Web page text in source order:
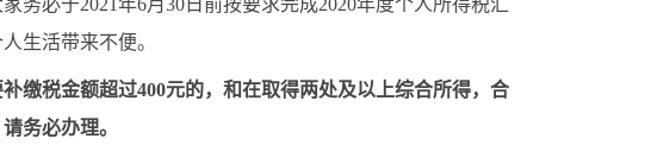
必于2021年6月30日前按要求完成2020年度个人所得税汇
生活带来不便。
缴税金额超过400元的，和在取得两处及以上综合所得，合
务必办理。